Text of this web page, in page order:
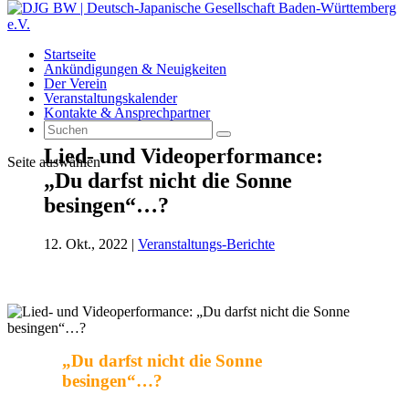
Startseite
Ankündigungen & Neuigkeiten
Der Verein
Veranstaltungskalender
Kontakte & Ansprechpartner
Seite auswählen
Lied- und Videoperformance:
„Du darfst nicht die Sonne
besingen“…?
12. Okt., 2022 | Veranstaltungs-Berichte
„Du darfst nicht die Sonne
besingen“…?